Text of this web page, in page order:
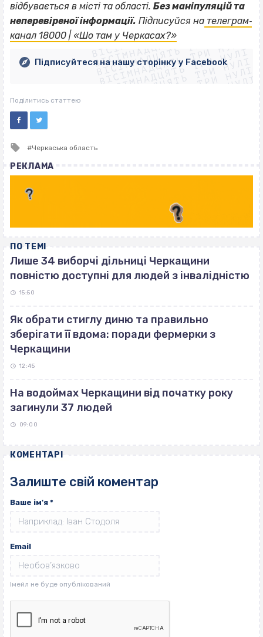
відбувається в місті та області. Без маніпуляцій та
неперевіреної інформації. Підписуйся на телеграм‐
канал 18000 | «Шо там у Черкасах?»
ВІСІМНАДЦЯТЬ ТРИ НУЛІ
ВІСІМНАДЦЯТЬ ТРИ НУЛІ
ВІСІМНАДЦЯТЬ ТРИ НУЛІ
ВІСІМНАДЦЯТЬ ТРИ НУЛІ
ВІСІМНАДЦЯТЬ ТРИ НУЛІ
ВІСІМНАДЦЯТЬ ТРИ НУЛІ
ВІСІМНАДЦЯТЬ ТРИ НУЛІ
ВІСІМНАДЦЯТЬ ТРИ НУЛІ
Підписуйтеся на нашу сторінку у Facebook
Поділитись статтею
Tagged
Черкаська область
РЕКЛАМА
ПО ТЕМІ
Лише 34 виборчі дільниці Черкащини
повністю доступні для людей з інвалідністю
15:50
Як обрати стиглу диню та правильно
зберігати її вдома: поради фермерки з
Черкащини
12:45
На водоймах Черкащини від початку року
загинули 37 людей
09:00
КОМЕНТАРІ
Залиште свій коментар
Ваше ім'я *
Email